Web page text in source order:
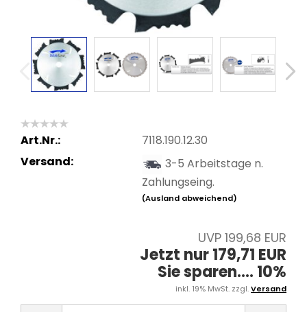
Art.Nr.:
7118.190.12.30
Versand:
3-5 Arbeitstage n.
Zahlungseing.
(Ausland abweichend)
UVP 199,68 EUR
Jetzt nur 179,71 EUR
Sie sparen.... 10%
inkl. 19% MwSt. zzgl.Versand